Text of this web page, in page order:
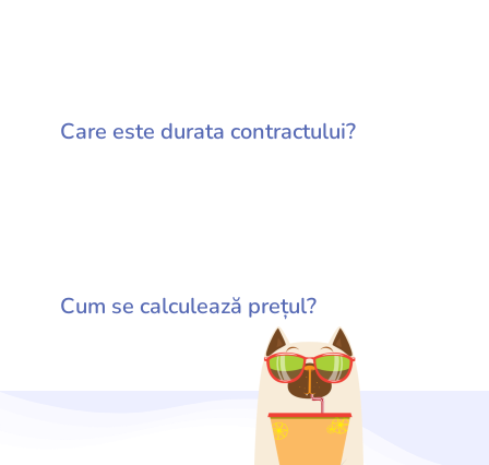
Care este durata contractului?
Cum se calculează prețul?